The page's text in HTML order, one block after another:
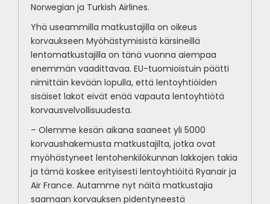
Norwegian ja Turkish Airlines.
Yhä useammilla matkustajilla on oikeus
korvaukseen Myöhästymisistä kärsineillä
lentomatkustajilla on tänä vuonna aiempaa
enemmän vaadittavaa. EU-tuomioistuin päätti
nimittäin kevään lopulla, että lentoyhtiöiden
sisäiset lakot eivät enää vapauta lentoyhtiötä
korvausvelvollisuudesta.
– Olemme kesän aikana saaneet yli 5000
korvaushakemusta matkustajilta, jotka ovat
myöhästyneet lentohenkilökunnan lakkojen takia
ja tämä koskee erityisesti lentoyhtiöitä Ryanair ja
Air France. Autamme nyt näitä matkustajia
saamaan korvauksen pidentyneestä